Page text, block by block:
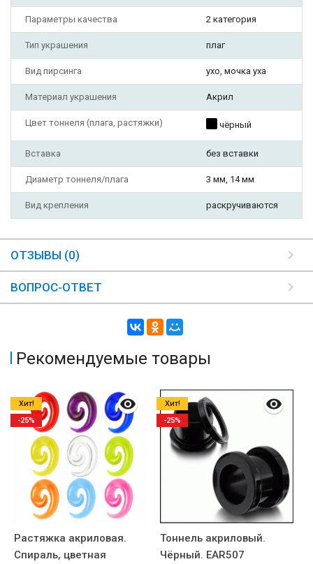
Параметры качества 2 категория
Тип украшения плаг
Вид пирсинга ухо, мочка уха
Материал украшения Акрил
Цвет тоннеля (плага, растяжки) чёрный
Вставка без вставки
Диаметр тоннеля/плага 3 мм, 14 мм
Вид крепления раскручиваются
ОТЗЫВЫ (0)
ВОПРОС-ОТВЕТ
Рекомендуемые товары
Растяжка акриловая.
Спираль, цветная
Хит!
-25%
Тоннель акриловый.
Чёрный. EAR507
Хит!
-25%